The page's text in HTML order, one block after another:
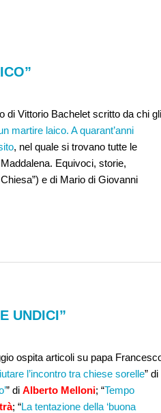
di Vittorio Bachelet scritto da chi gli
martire laico. A quarant’anni
, nel quale si trovano tutte le
Equivoci, storie,
e di Mario di Giovanni
UNDICI”
ospita articoli su papa
l’incontro tra chiese sorelle” di
” di Alberto Melloni; “Tempo
; “La tentazione della ‘buona